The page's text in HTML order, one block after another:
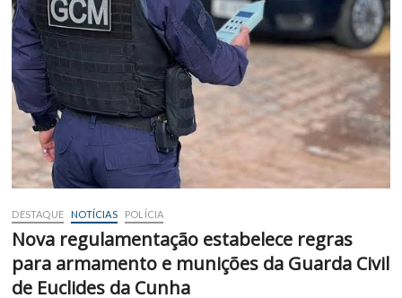
DESTAQUE NOTÍCIAS POLÍCIA
Nova regulamentação estabelece regras
para armamento e munições da Guarda Civil
de Euclides da Cunha